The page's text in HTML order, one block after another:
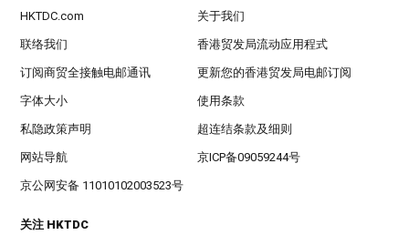
HKTDC.com 关于我们
联络我们 香港贸发局流动应用程式
订阅商贸全接触电邮通讯 更新您的香港贸发局电邮订阅
字体大小 使用条款
私隐政策声明 超连结条款及细则
网站导航 京ICP备09059244号
京公网安备 11010102003523号
关注 HKTDC